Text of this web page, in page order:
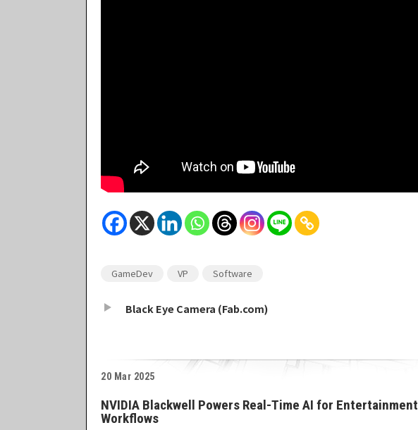
GameDev VP Software
Black Eye Camera (Fab.com)
20 Mar 2025
NVIDIA Blackwell Powers Real-Time AI for Entertainment
Workflows